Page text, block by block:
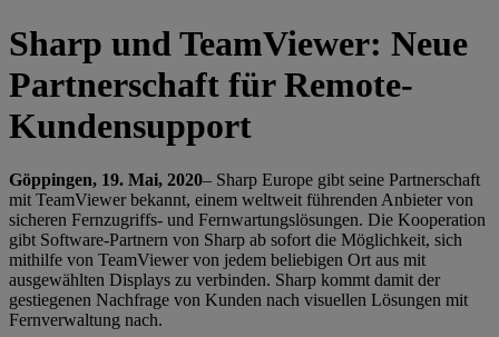
Sharp und TeamViewer: Neue
Partnerschaft für Remote-
Kundensupport
Göppingen, 19. Mai, 2020– Sharp Europe gibt seine Partnerschaft
mit TeamViewer bekannt, einem weltweit führenden Anbieter von
sicheren Fernzugriffs- und Fernwartungslösungen. Die Kooperation
gibt Software-Partnern von Sharp ab sofort die Möglichkeit, sich
mithilfe von TeamViewer von jedem beliebigen Ort aus mit
ausgewählten Displays zu verbinden. Sharp kommt damit der
gestiegenen Nachfrage von Kunden nach visuellen Lösungen mit
Fernverwaltung nach.